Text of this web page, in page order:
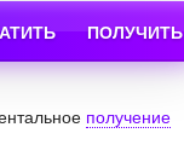
ПОЛУЧИТЬ
получение